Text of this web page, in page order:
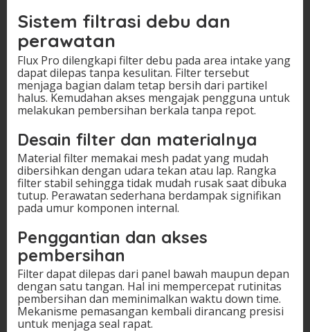
Sistem filtrasi debu dan
perawatan
Flux Pro dilengkapi filter debu pada area intake yang
dapat dilepas tanpa kesulitan. Filter tersebut
menjaga bagian dalam tetap bersih dari partikel
halus. Kemudahan akses mengajak pengguna untuk
melakukan pembersihan berkala tanpa repot.
Desain filter dan materialnya
Material filter memakai mesh padat yang mudah
dibersihkan dengan udara tekan atau lap. Rangka
filter stabil sehingga tidak mudah rusak saat dibuka
tutup. Perawatan sederhana berdampak signifikan
pada umur komponen internal.
Penggantian dan akses
pembersihan
Filter dapat dilepas dari panel bawah maupun depan
dengan satu tangan. Hal ini mempercepat rutinitas
pembersihan dan meminimalkan waktu down time.
Mekanisme pemasangan kembali dirancang presisi
untuk menjaga seal rapat.